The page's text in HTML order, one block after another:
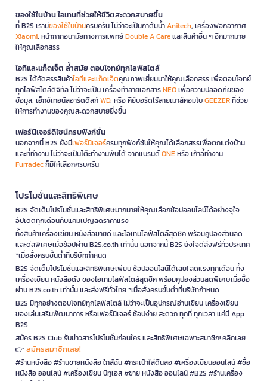
ของใช้ในบ้าน ไอเทมที่ช่วยให้ชีวิตสะดวกสบายขึ้น
ที่ B2S เรามีของใช้ในบ้านครบครัน ไม่ว่าจะเป็นกาต้มน้ำAnitech, เครื่องฟอกอากาศ
Xiaomi, หน้ากากอนามัยทางการแพทย์Double A Careและสินค้าอื่น ๆ อีกมากมาย
ให้คุณเลือกสรร
ไอทีและแก็ดเจ็ต ล้ำสมัย ตอบโจทย์ทุกไลฟ์สไตล์
B2S ได้คัดสรรสินค้าไอทีและแก็ดเจ็ตคุณภาพเยี่ยมมาให้คุณเลือกสรร เพื่อตอบโจทย์
ทุกไลฟ์สไตล์ดิจิทัล ไม่ว่าจะเป็น เครื่องทำลายเอกสารNEOเพื่อความปลอดภัยของ
ข้อมูล, เอ็กซ์เทอนัลฮาร์ดดิสก์WD, หรือ คีย์บอร์ดไร้สายเมาส์คอมโบGEEZERที่ช่วย
ให้การทำงานของคุณสะดวกสบายยิ่งขึ้น
เฟอร์นิเจอร์ดีไซน์ครบฟังก์ชั่น
นอกจากนี้ B2S ยังมีเฟอร์นิเจอร์ครบทุกฟังก์ชันให้คุณได้เลือกสรรเพื่อตกแต่งบ้าน
และที่ทำงาน ไม่ว่าจะเป็นโต๊ะทำงานพับได้ จากแบรนด์ONEหรือ เก้าอี้ทำงาน
Furradecก็มีให้เลือกครบครัน
โปรโมชั่นและสิทธิพิเศษ
B2S จัดเต็มโปรโมชั่นและสิทธิพิเศษมากมายให้คุณเลือกช้อปออนไลน์ได้อย่างจุใจ
อัปเดตทุกเดือนกับแคมเปญลดราคาแรง
ทั้งสินค้าเครื่องเขียน หนังสือขายดี และไอเทมไลฟ์สไตล์สุดชิค พร้อมคูปองส่วนลด
และดีลพิเศษเมื่อช้อปผ่าน B2S.co.th เท่านั้น นอกจากนี้ B2S ยังใจดีส่งฟรีทั่วประเทศ
*เมื่อสั่งครบขั้นต่ำที่บริษัทกำหนด
B2S จัดเต็มโปรโมชั่นและสิทธิพิเศษเพียบ ช้อปออนไลน์ได้เลย! ลดแรงทุกเดือน ทั้ง
เครื่องเขียน หนังสือดัง ของไอเทมไลฟ์สไตล์สุดชิค พร้อมคูปองส่วนลดพิเศษเมื่อซื้อ
ผ่าน B2S.co.th เท่านั้น และส่งฟรีทั่วไทย *เมื่อสั่งครบขั้นต่ำที่บริษัทกำหนด
B2S มีทุกอย่างตอบโจทย์ทุกไลฟ์สไตล์ ไม่ว่าจะเป็นอุปกรณ์อ่านเขียน เครื่องเขียน
ของเล่นเสริมพัฒนาการ หรือเฟอร์นิเจอร์ ช้อปง่าย สะดวก ทุกที่ ทุกเวลา แค่มี App
B2S
สมัคร B2S Club รับข่าวสารโปรโมชั่นก่อนใคร และสิทธิพิเศษเฉพาะสมาชิก! คลิกเลย
👉 สมัครสมาชิกเลย!
#ร้านหนังสือ #ร้านขายหนังสือ ใกล้ฉัน #กระเป๋าใส่ดินสอ #เครื่องเขียนออนไลน์ #ซื้อ
หนังสือ ออนไลน์ #เครื่องเขียน บีทูเอส #ขาย หนังสือ ออนไลน์ #B2S #ร้านเครื่อง